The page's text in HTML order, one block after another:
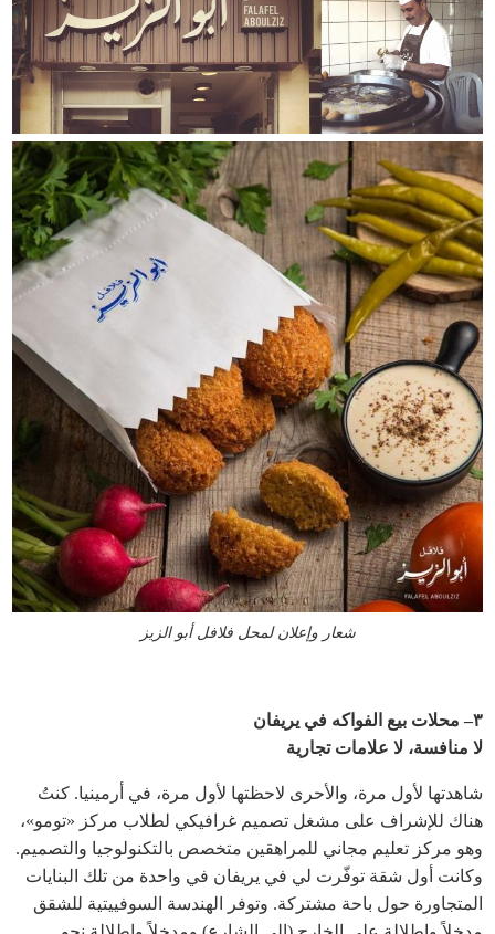
bid33_p.123_2.jpeg
شعار وإعلان لمحل فلافل أبو الزيز
٣– محلات بيع الفواكه في يريفان
لا منافسة، لا علامات تجارية
شاهدتها لأول مرة، والأحرى لاحظتها لأول مرة، في أرمينيا. كنتُ
هناك للإشراف على مشغل تصميم غرافيكي لطلاب مركز «تومو»،
وهو مركز تعليم مجاني للمراهقين متخصص بالتكنولوجيا والتصميم.
وكانت أول شقة توفّرت لي في يريفان في واحدة من تلك البنايات
المتجاورة حول باحة مشتركة. وتوفر الهندسة السوفييتية للشقق